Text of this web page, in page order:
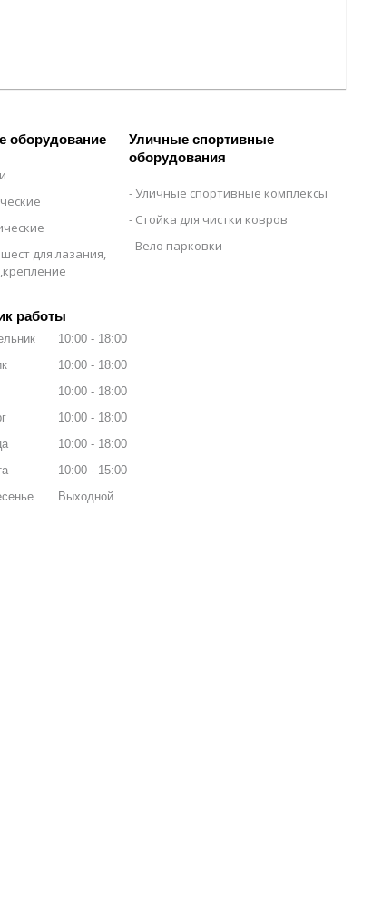
оборудование
для лазания,
Уличные спортивные
оборудования
Уличные спортивные комплексы
Стойка для чистки ковров
Вело парковки
работы
10:00
18:00
10:00
18:00
10:00
18:00
10:00
18:00
10:00
18:00
10:00
15:00
Выходной